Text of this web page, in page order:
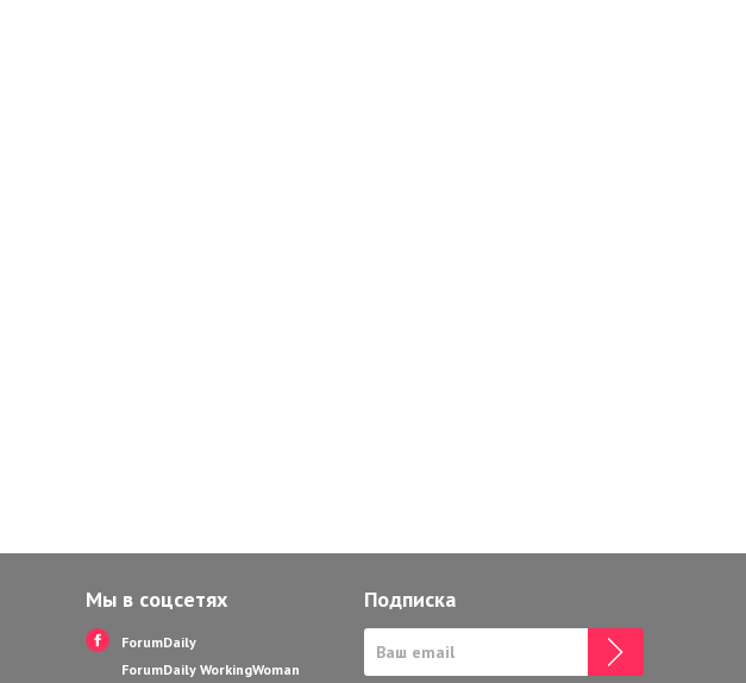
Мы в соцсетях
ForumDaily
ForumDaily WorkingWoman
Подписка